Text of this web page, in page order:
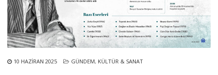
10 HAZIRAN 2025 GÜNDEM, KÜLTÜR & SANAT